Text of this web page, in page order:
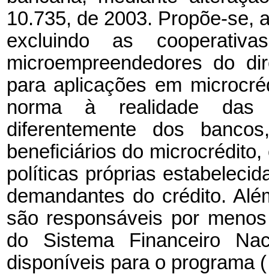
10.735, de 2003. Propõe-se,
excluindo as
microempreendedores do
para aplicações em
norma à realidade das
diferentemente dos
beneficiários do
políticas próprias
demandantes do crédito.
são responsáveis por
do Sistema Financeiro
disponíveis para o programa